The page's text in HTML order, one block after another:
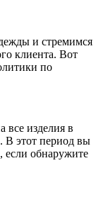
и стремимся
клиента. Вот
по
все изделия в
В этот период вы
если обнаружите